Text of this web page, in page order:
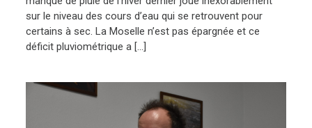
sur le niveau des cours d’eau qui se retrouvent pour
certains à sec. La Moselle n’est pas épargnée et ce
déficit pluviométrique a […]